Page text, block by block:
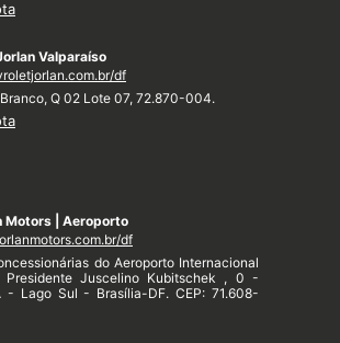
Valparaíso
df
Q 02 Lote 07, 72.870-004.
Motors | Aeroporto
df
do Aeroporto Internacional
Presidente Juscelino Kubitschek , 0 -
- Lago Sul - Brasília-DF. CEP: 71.608-